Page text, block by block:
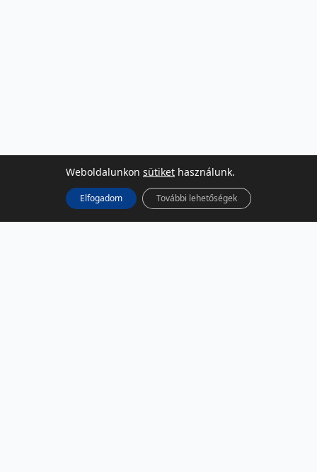
Weboldalunkon sütiket használunk.
Elfogadom További lehetőségek